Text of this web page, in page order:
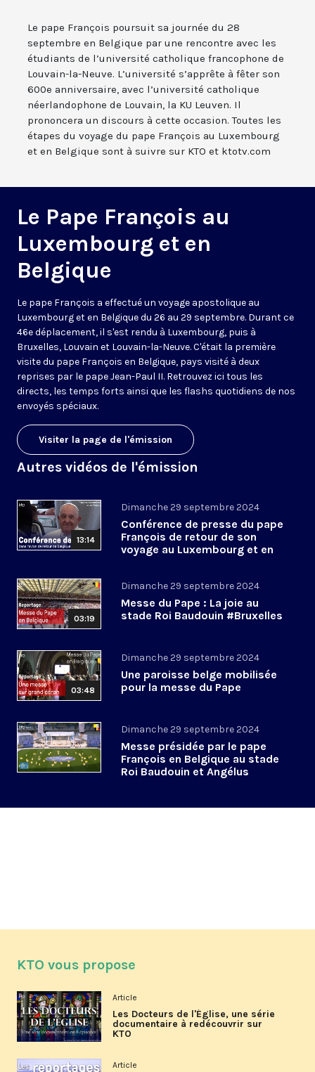
Le pape François poursuit sa journée du 28
septembre en Belgique par une rencontre avec les
étudiants de l’université catholique francophone de
Louvain-la-Neuve. L’université s’apprête à fêter son
600e anniversaire, avec l’université catholique
néerlandophone de Louvain, la KU Leuven. Il
prononcera un discours à cette occasion. Toutes les
étapes du voyage du pape François au Luxembourg
et en Belgique sont à suivre sur KTO et ktotv.com
Le Pape François au
Luxembourg et en
Belgique
Le pape François a effectué un voyage apostolique au
Luxembourg et en Belgique du 26 au 29 septembre. Durant ce
46e déplacement, il s'est rendu à Luxembourg, puis à
Bruxelles, Louvain et Louvain-la-Neuve. C'était la première
visite du pape François en Belgique, pays visité à deux
reprises par le pape Jean-Paul II. Retrouvez ici tous les
directs, les temps forts ainsi que les flashs quotidiens de nos
envoyés spéciaux.
Visiter la page de l'émission
Autres vidéos de l'émission
13:14
Dimanche 29 septembre 2024
Conférence de presse du pape
François de retour de son
voyage au Luxembourg et en
03:19
Dimanche 29 septembre 2024
Messe du Pape : La joie au
stade Roi Baudouin #Bruxelles
03:48
Dimanche 29 septembre 2024
Une paroisse belge mobilisée
pour la messe du Pape
Dimanche 29 septembre 2024
Messe présidée par le pape
François en Belgique au stade
Roi Baudouin et Angélus
KTO vous propose
Article
Les Docteurs de l'Église, une série
documentaire à redécouvrir sur
KTO
Article